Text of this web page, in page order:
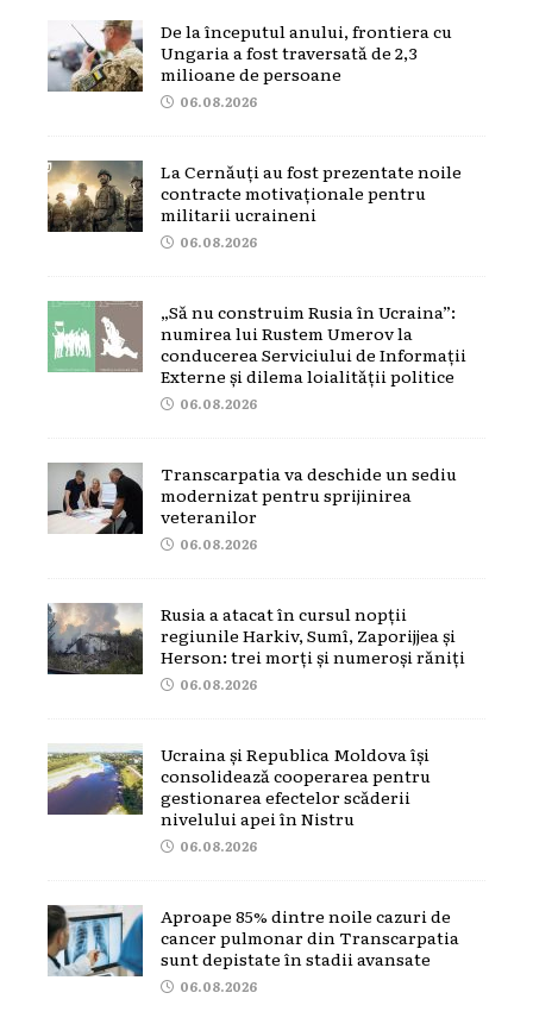
De la începutul anului, frontiera cu
Ungaria a fost traversată de 2,3
milioane de persoane
06.08.2026
La Cernăuți au fost prezentate noile
contracte motivaționale pentru
militarii ucraineni
06.08.2026
„Să nu construim Rusia în Ucraina”:
numirea lui Rustem Umerov la
conducerea Serviciului de Informații
Externe și dilema loialității politice
06.08.2026
Transcarpatia va deschide un sediu
modernizat pentru sprijinirea
veteranilor
06.08.2026
Rusia a atacat în cursul nopții
regiunile Harkiv, Sumî, Zaporijjea și
Herson: trei morți și numeroși răniți
06.08.2026
Ucraina și Republica Moldova își
consolidează cooperarea pentru
gestionarea efectelor scăderii
nivelului apei în Nistru
06.08.2026
Aproape 85% dintre noile cazuri de
cancer pulmonar din Transcarpatia
sunt depistate în stadii avansate
06.08.2026